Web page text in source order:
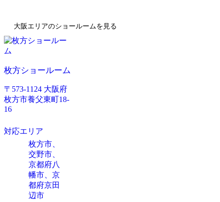
大阪エリアのショールームを見る
枚方ショールーム
〒573-1124 大阪府
枚方市養父東町18-
16
対応エリア
枚方市、
交野市、
京都府八
幡市、京
都府京田
辺市